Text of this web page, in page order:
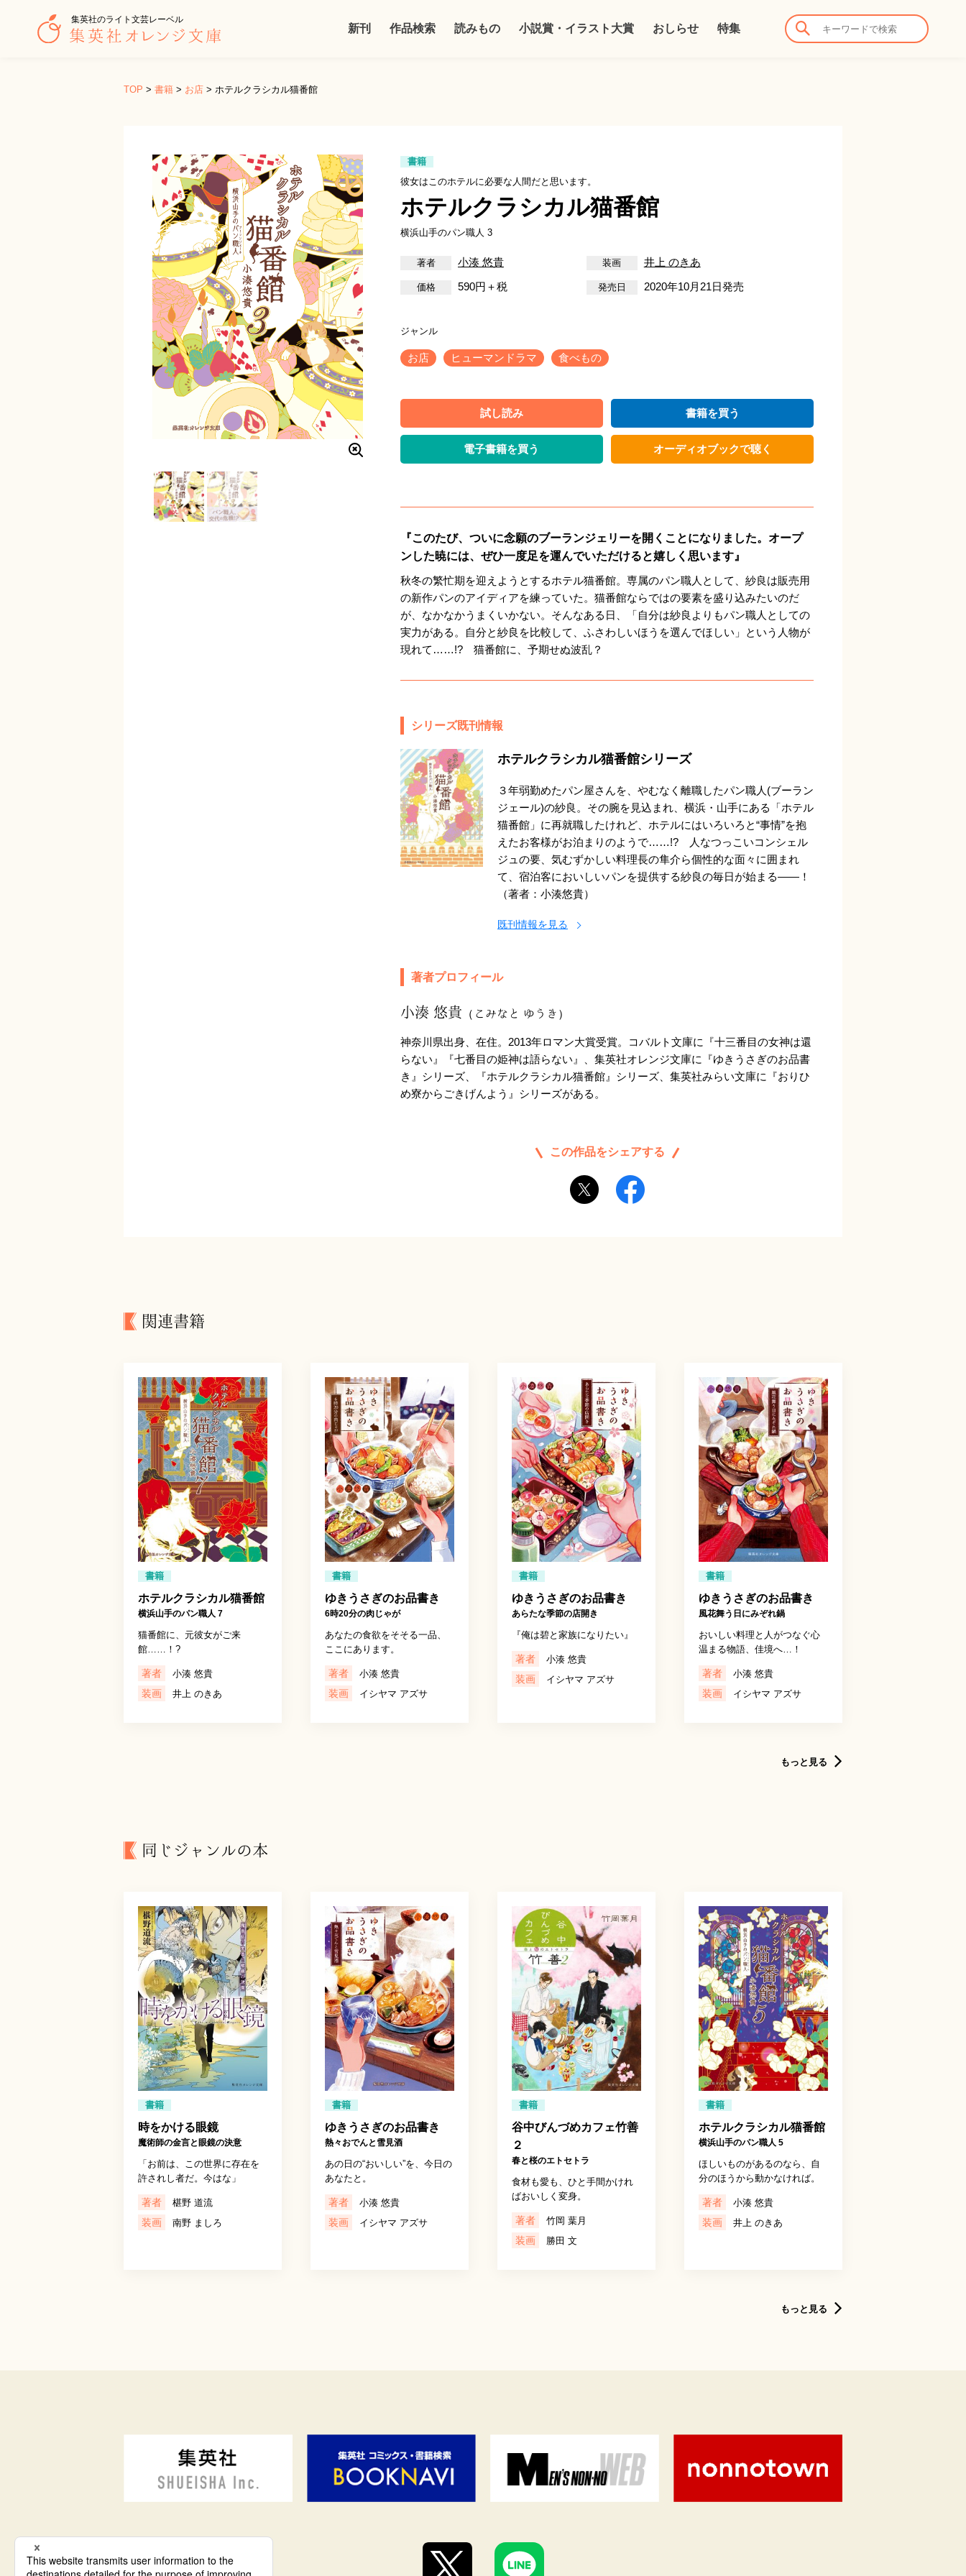
集英社のライト文芸レーベル
新刊 作品検索 読みもの 小説賞・イラスト大賞 おしらせ 特集
TOP > 書籍 > お店 > ホテルクラシカル猫番館
書籍
彼女はこのホテルに必要な人間だと思います。
ホテルクラシカル猫番館
横浜山手のパン職人 3
小湊 悠貴
井上 のきあ
590円＋税
2020年10月21日発売
お店 ヒューマンドラマ 食べもの
試し読み 書籍を買う
電子書籍を買う オーディオブックで聴く
『このたび、ついに念願のブーランジェリーを開くことになりました。オープ
ンした暁には、ぜひ一度足を運んでいただけると嬉しく思います』
秋冬の繁忙期を迎えようとするホテル猫番館。専属のパン職人として、紗良は販売用
の新作パンのアイディアを練っていた。猫番館ならではの要素を盛り込みたいのだ
が、なかなかうまくいかない。そんなある日、「自分は紗良よりもパン職人としての
実力がある。自分と紗良を比較して、ふさわしいほうを選んでほしい」という人物が
現れて……!? 猫番館に、予期せぬ波乱？
シリーズ既刊情報
ホテルクラシカル猫番館シリーズ
３年弱勤めたパン屋さんを、やむなく離職したパン職人(ブーラン
ジェール)の紗良。その腕を見込まれ、横浜・山手にある「ホテル
猫番館」に再就職したけれど、ホテルにはいろいろと“事情”を抱
えたお客様がお泊まりのようで……!? 人なつっこいコンシェル
ジュの要、気むずかしい料理長の隼介ら個性的な面々に囲まれ
て、宿泊客においしいパンを提供する紗良の毎日が始まる――！
（著者：小湊悠貴）
既刊情報を見る
著者プロフィール
小湊 悠貴 （こみなと ゆうき）
神奈川県出身、在住。2013年ロマン大賞受賞。コバルト文庫に『十三番目の女神は還
らない』『七番目の姫神は語らない』、集英社オレンジ文庫に『ゆきうさぎのお品書
き』シリーズ、『ホテルクラシカル猫番館』シリーズ、集英社みらい文庫に『おりひ
め寮からごきげんよう』シリーズがある。
この作品をシェアする
関連書籍
書籍
ホテルクラシカル猫番館
横浜山手のパン職人 7
猫番館に、元彼女がご来
館……！?
著者 小湊 悠貴
装画 井上 のきあ
書籍
ゆきうさぎのお品書き
6時20分の肉じゃが
あなたの食欲をそそる一品、
ここにあります。
著者 小湊 悠貴
装画 イシヤマ アズサ
書籍
ゆきうさぎのお品書き
あらたな季節の店開き
『俺は碧と家族になりたい』
著者 小湊 悠貴
装画 イシヤマ アズサ
書籍
ゆきうさぎのお品書き
風花舞う日にみぞれ鍋
おいしい料理と人がつなぐ心
温まる物語、佳境へ…！
著者 小湊 悠貴
装画 イシヤマ アズサ
もっと見る
同じジャンルの本
書籍
時をかける眼鏡
魔術師の金言と眼鏡の決意
「お前は、この世界に存在を
許されし者だ。今はな」
著者 椹野 道流
装画 南野 ましろ
書籍
ゆきうさぎのお品書き
熱々おでんと雪見酒
あの日の“おいしい”を、今日の
あなたと。
著者 小湊 悠貴
装画 イシヤマ アズサ
書籍
谷中びんづめカフェ竹善
２
春と桜のエトセトラ
食材も愛も、ひと手間かけれ
ばおいしく変身。
著者 竹岡 葉月
装画 勝田 文
書籍
ホテルクラシカル猫番館
横浜山手のパン職人 5
ほしいものがあるのなら、自
分のほうから動かなければ。
著者 小湊 悠貴
装画 井上 のきあ
もっと見る